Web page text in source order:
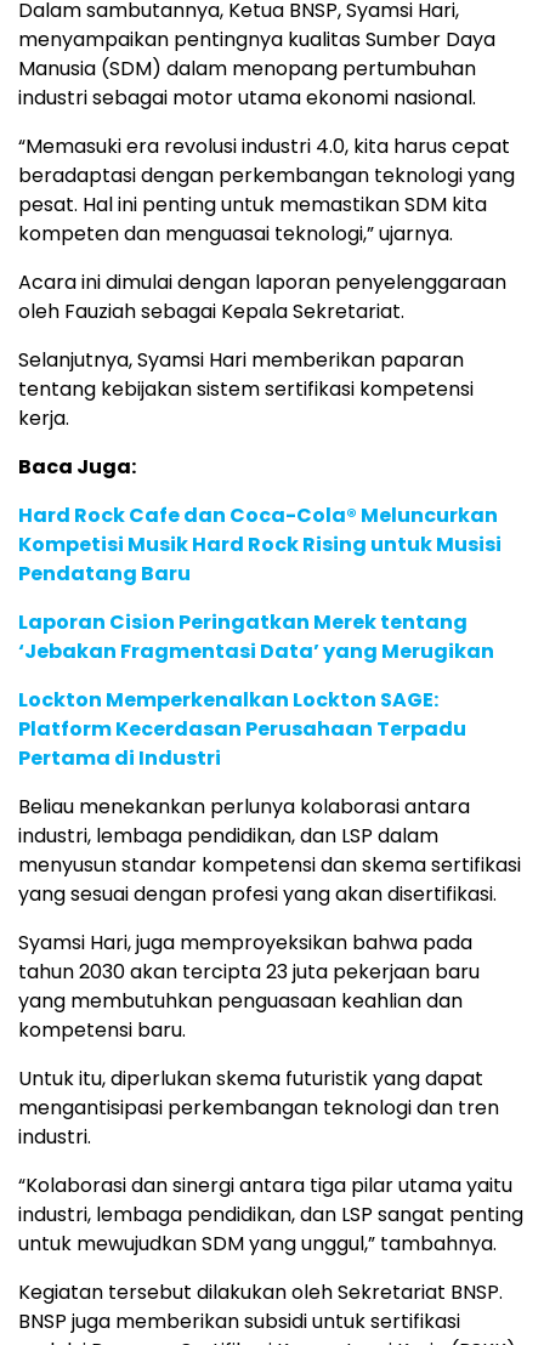
Dalam sambutannya, Ketua BNSP, Syamsi Hari,
menyampaikan pentingnya kualitas Sumber Daya
Manusia (SDM) dalam menopang pertumbuhan
industri sebagai motor utama ekonomi nasional.
“Memasuki era revolusi industri 4.0, kita harus cepat
beradaptasi dengan perkembangan teknologi yang
pesat. Hal ini penting untuk memastikan SDM kita
kompeten dan menguasai teknologi,” ujarnya.
Acara ini dimulai dengan laporan penyelenggaraan
oleh Fauziah sebagai Kepala Sekretariat.
Selanjutnya, Syamsi Hari memberikan paparan
tentang kebijakan sistem sertifikasi kompetensi
kerja.
Baca Juga:
Hard Rock Cafe dan Coca-Cola® Meluncurkan
Kompetisi Musik Hard Rock Rising untuk Musisi
Pendatang Baru
Laporan Cision Peringatkan Merek tentang
‘Jebakan Fragmentasi Data’ yang Merugikan
Lockton Memperkenalkan Lockton SAGE:
Platform Kecerdasan Perusahaan Terpadu
Pertama di Industri
Beliau menekankan perlunya kolaborasi antara
industri, lembaga pendidikan, dan LSP dalam
menyusun standar kompetensi dan skema sertifikasi
yang sesuai dengan profesi yang akan disertifikasi.
Syamsi Hari, juga memproyeksikan bahwa pada
tahun 2030 akan tercipta 23 juta pekerjaan baru
yang membutuhkan penguasaan keahlian dan
kompetensi baru.
Untuk itu, diperlukan skema futuristik yang dapat
mengantisipasi perkembangan teknologi dan tren
industri.
“Kolaborasi dan sinergi antara tiga pilar utama yaitu
industri, lembaga pendidikan, dan LSP sangat penting
untuk mewujudkan SDM yang unggul,” tambahnya.
Kegiatan tersebut dilakukan oleh Sekretariat BNSP.
BNSP juga memberikan subsidi untuk sertifikasi